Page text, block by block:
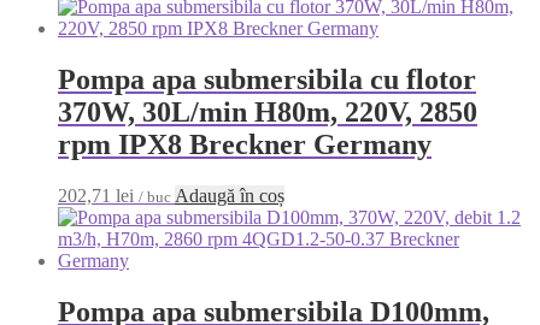
Pompa apa submersibila cu flotor
370W, 30L/min H80m, 220V, 2850
rpm IPX8 Breckner Germany
202,71 lei / buc Adaugă în coș
Pompa apa submersibila D100mm,